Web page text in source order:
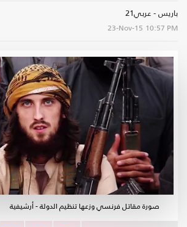
باريس - عربي21
23-Nov-15 10:57 PM
صورة مقاتل فرنسي وزعها تنظيم الدولة - أرشيفية